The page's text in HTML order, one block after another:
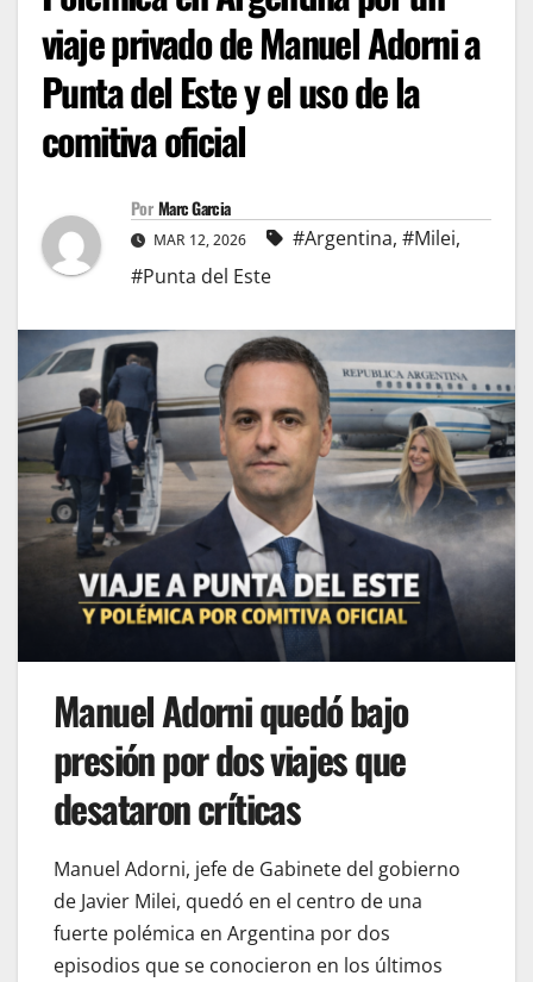
viaje privado de Manuel Adorni a
Punta del Este y el uso de la
comitiva oficial
Por Marc Garcia
MAR 12, 2026 #Argentina, #Milei,
#Punta del Este
Manuel Adorni quedó bajo
presión por dos viajes que
desataron críticas
Manuel Adorni, jefe de Gabinete del gobierno
de Javier Milei, quedó en el centro de una
fuerte polémica en Argentina por dos
episodios que se conocieron en los últimos